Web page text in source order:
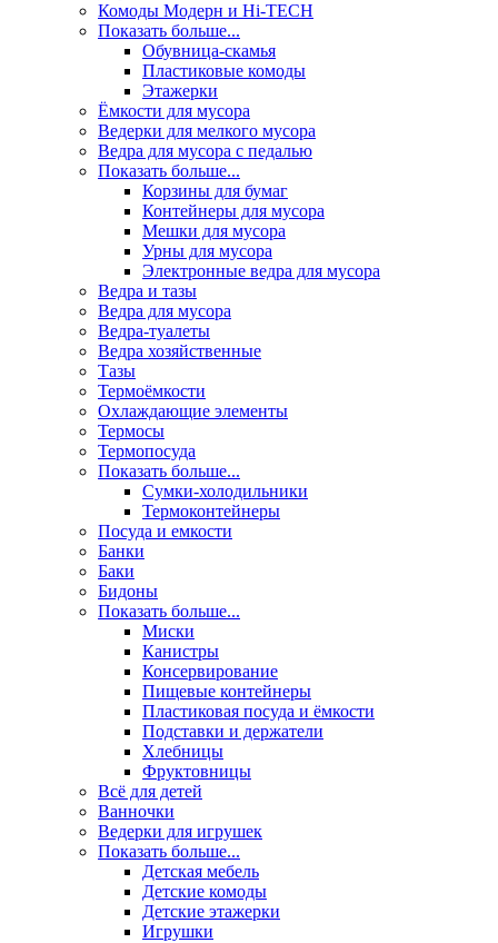
Комоды Модерн и Hi-TECH
Показать больше...
Обувница-скамья
Пластиковые комоды
Этажерки
Ёмкости для мусора
Ведерки для мелкого мусора
Ведра для мусора с педалью
Показать больше...
Корзины для бумаг
Контейнеры для мусора
Мешки для мусора
Урны для мусора
Электронные ведра для мусора
Ведра и тазы
Ведра для мусора
Ведра-туалеты
Ведра хозяйственные
Тазы
Термоёмкости
Охлаждающие элементы
Термосы
Термопосуда
Показать больше...
Сумки-холодильники
Термоконтейнеры
Посуда и емкости
Банки
Баки
Бидоны
Показать больше...
Миски
Канистры
Консервирование
Пищевые контейнеры
Пластиковая посуда и ёмкости
Подставки и держатели
Хлебницы
Фруктовницы
Всё для детей
Ванночки
Ведерки для игрушек
Показать больше...
Детская мебель
Детские комоды
Детские этажерки
Игрушки